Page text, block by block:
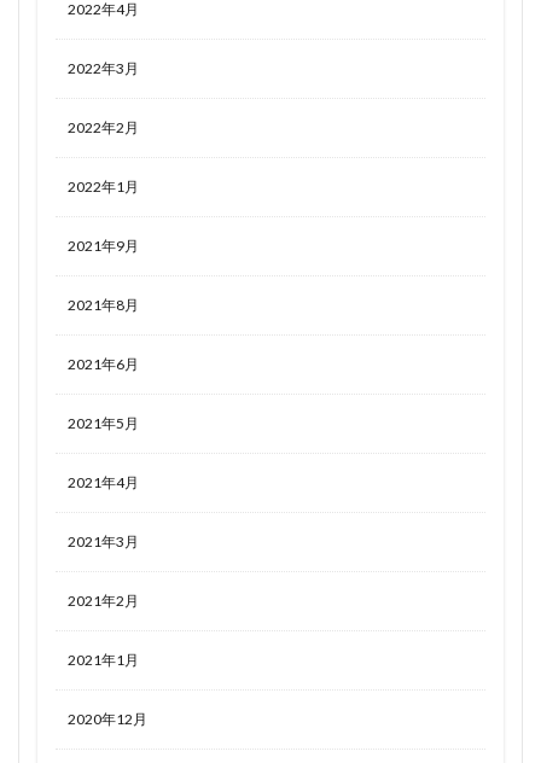
2022年4月
2022年3月
2022年2月
2022年1月
2021年9月
2021年8月
2021年6月
2021年5月
2021年4月
2021年3月
2021年2月
2021年1月
2020年12月